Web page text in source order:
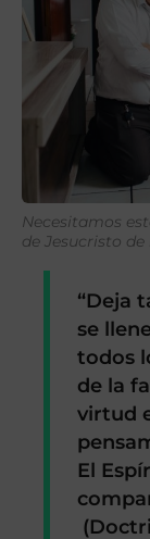
Necesitamos
de Jesucristo
“Deja
se
todos
de la
virtud
El